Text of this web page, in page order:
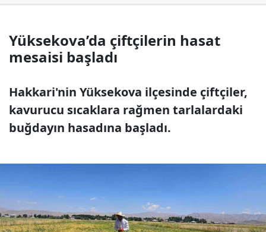
Yüksekova’da çiftçilerin hasat
mesaisi başladı
Hakkari'nin Yüksekova ilçesinde çiftçiler,
kavurucu sıcaklara rağmen tarlalardaki
buğdayın hasadına başladı.